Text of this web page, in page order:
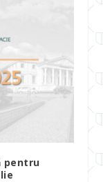
pentru